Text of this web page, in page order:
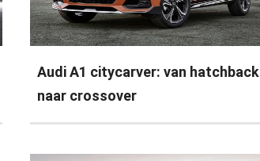
Audi A1 citycarver: van hatchback
naar crossover